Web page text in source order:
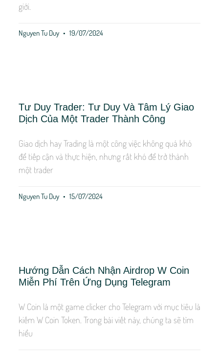
giới.
Nguyen Tu Duy 19/07/2024
Tư Duy Trader: Tư Duy Và Tâm Lý Giao
Dịch Của Một Trader Thành Công
Giao dịch hay Trading là một công việc không quá khó
để tiếp cận và thực hiện, nhưng rất khó để trở thành
một trader
Nguyen Tu Duy 15/07/2024
Hướng Dẫn Cách Nhận Airdrop W Coin
Miễn Phí Trên Ứng Dụng Telegram
W Coin là một game clicker cho Telegram với mục tiêu là
kiếm W Coin Token. Trong bài viết này, chúng ta sẽ tìm
hiểu